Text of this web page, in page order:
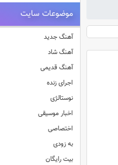
موضوعات سایت
آهنگ جدید
آهنگ شاد
آهنگ قدیمی
اجرای زنده
نوستالژی
اخبار موسیقی
اختصاصی
به زودی
بیت رایگان